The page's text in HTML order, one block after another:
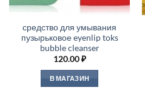
средство для умывания
пузырьковое eyenlip toks
bubble cleanser
120.00₽
В МАГАЗИН